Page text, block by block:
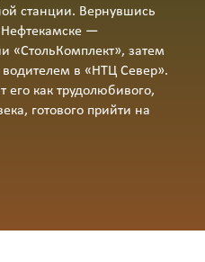
станции. Вернувшись
—
«СтольКомплект», затем
водителем в «НТЦ Север».
как трудолюбивого,
готового прийти на